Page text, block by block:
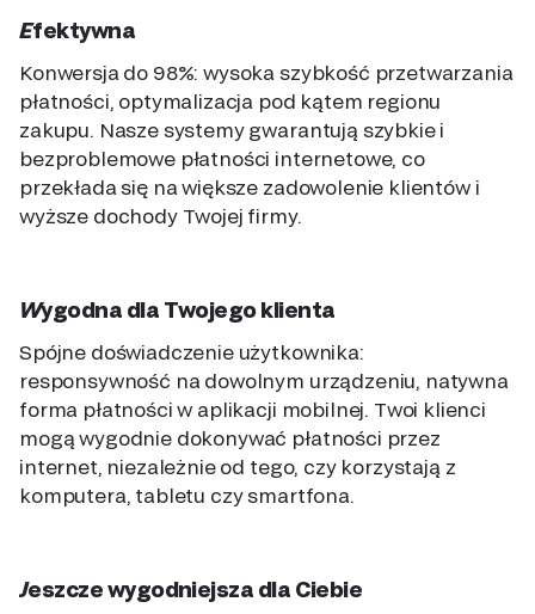
Efektywna
Konwersja do 98%: wysoka szybkość przetwarzania
płatności, optymalizacja pod kątem regionu
zakupu. Nasze systemy gwarantują szybkie i
bezproblemowe płatności internetowe, co
przekłada się na większe zadowolenie klientów i
wyższe dochody Twojej firmy.
Wygodna dla Twojego klienta
Spójne doświadczenie użytkownika:
responsywność na dowolnym urządzeniu, natywna
forma płatności w aplikacji mobilnej. Twoi klienci
mogą wygodnie dokonywać płatności przez
internet, niezależnie od tego, czy korzystają z
komputera, tabletu czy smartfona.
Jeszcze wygodniejsza dla Ciebie